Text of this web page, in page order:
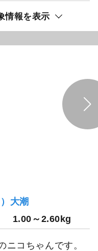
情報を表示
大潮
1.00～2.60kg
ニコちゃんです。